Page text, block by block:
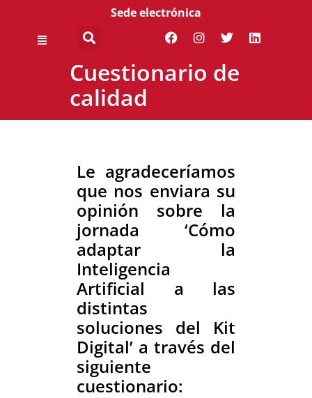
Sede electrónica
Cuestionario de
calidad
Le agradeceríamos
que nos enviara su
opinión sobre la
jornada ‘Cómo
adaptar la
Inteligencia
Artificial a las
distintas
soluciones del Kit
Digital’ a través del
siguiente
cuestionario: